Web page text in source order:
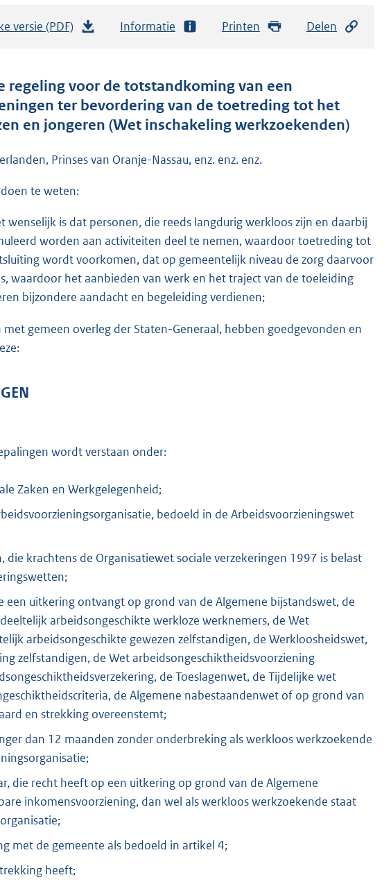
versie (PDF)
t
a
n
s
r
o
4
Informatie Printen Delen
regeling voor de totstandkoming van een
ter bevordering van de toetreding tot het
en jongeren (Wet inschakeling werkzoekenden)
Prinses van Oranje-Nassau, enz. enz. enz.
te weten:
is dat personen, die reeds langdurig werkloos zijn en daarbij
worden aan activiteiten deel te nemen, waardoor toetreding tot
wordt voorkomen, dat op gemeentelijk niveau de zorg daarvoor
waardoor het aanbieden van werk en het traject van de toeleiding
bijzondere aandacht en begeleiding verdienen;
gemeen overleg der Staten-Generaal, hebben goedgevonden en
wordt verstaan onder:
Zaken en Werkgelegenheid;
bedoeld in de Arbeidsvoorzieningswet
die krachtens de Organisatiewet sociale verzekeringen 1997 is belast
een uitkering ontvangt op grond van de Algemene bijstandswet, de
arbeidsongeschikte werkloze werknemers, de Wet
arbeidsongeschikte gewezen zelfstandigen, de Werkloosheidswet,
zelfstandigen, de Wet arbeidsongeschiktheidsvoorziening
de Toeslagenwet, de Tijdelijke wet
de Algemene nabestaandenwet of op grond van
en strekking overeenstemt;
dan 12 maanden zonder onderbreking als werkloos werkzoekende
die recht heeft op een uitkering op grond van de Algemene
inkomensvoorziening, dan wel als werkloos werkzoekende staat
met de gemeente als bedoeld in artikel 4;
heeft;